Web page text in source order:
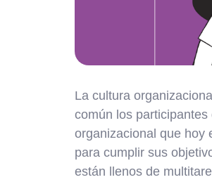
La cultura
común los
organizacional que hoy
para cumplir sus
están llenos de